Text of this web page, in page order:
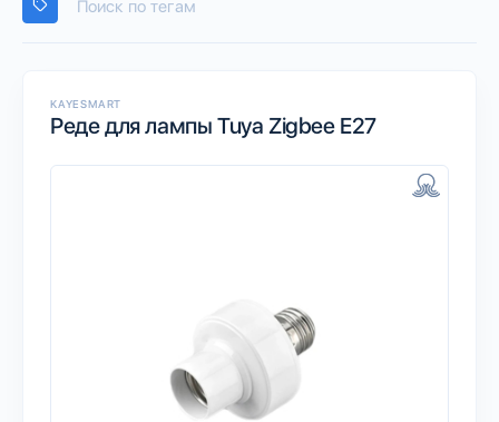
KAYESMART
Реде для лампы Tuya Zigbee E27